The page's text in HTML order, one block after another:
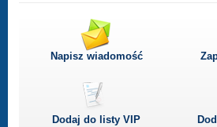
Napisz wiadomość
Dodaj do listyVIP